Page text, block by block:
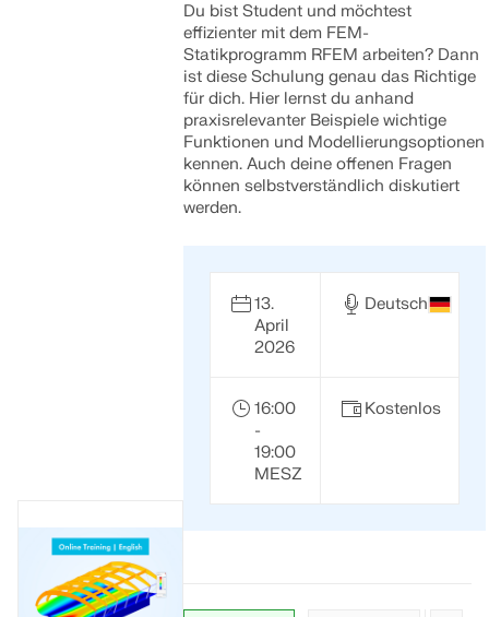
Du bist Student und möchtest
effizienter mit dem FEM-
Statikprogramm RFEM arbeiten? Dann
ist diese Schulung genau das Richtige
für dich. Hier lernst du anhand
praxisrelevanter Beispiele wichtige
Funktionen und Modellierungsoptionen
kennen. Auch deine offenen Fragen
können selbstverständlich diskutiert
werden.
13.
April
2026
Deutsch
16:00
-
19:00
MESZ
Kostenlos